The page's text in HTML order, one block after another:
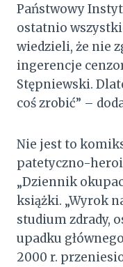
Państwowy
ostatnio
wiedzieli, że nie
ingerencje
Stępniewski.
coś zrobić” –
Nie jest to
patetyczno-
„Dziennik
książki. „Wyrok
studium zdrady,
upadku
2000 r.